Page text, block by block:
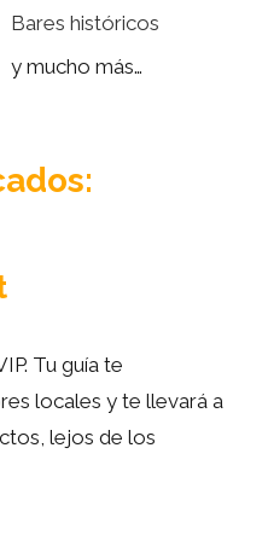
en la rica
mercados
y descubre el alma
histórico río!
Bares históricos
y mucho más…
Tu guía te
locales y te llevará a
lejos de los